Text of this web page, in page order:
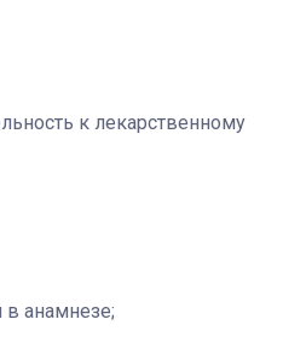
к лекарственному
в анамнезе;